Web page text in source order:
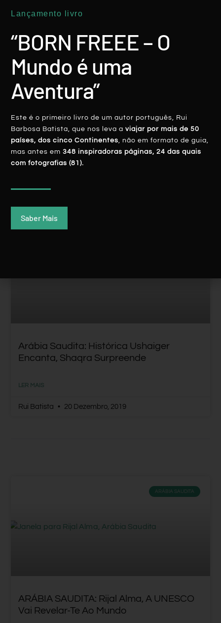
ARÁBIA SAUDITA: Quando Um Sumo De
LER MAIS
Rui Batista 23 Dezembro, 2019
Arábia Saudita: Histórica Ushaiger
Encanta, Shaqra Surpreende
LER MAIS
Rui Batista 20 Dezembro, 2019
ARÁBIA SAUDITA
ARÁBIA SAUDITA: Rijal Alma, A UNESCO
Vai Revelar-Te Ao Mundo
Lançamento livro
“BORN FREEE – O
Mundo é uma
Aventura”
Este é o primeiro livro de um autor português, Rui
Barbosa Batista, que nos leva aviajar por mais de 50
países, dos cinco Continentes, não em formato de guia,
mas antes em348 inspiradoras páginas, 24 das quais
com fotografias (81).
Saber Mais